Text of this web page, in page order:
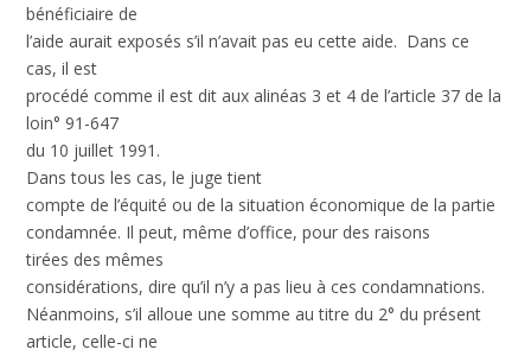
bénéficiaire de
l’aide aurait exposés s’il n’avait pas eu cette aide. Dans ce
cas, il est
procédé comme il est dit aux alinéas 3 et 4 de l’article 37 de la
loin° 91-647
du 10 juillet 1991.
Dans tous les cas, le juge tient
compte de l’équité ou de la situation économique de la partie
condamnée. Il peut, même d’office, pour des raisons
tirées des mêmes
considérations, dire qu’il n’y a pas lieu à ces condamnations.
Néanmoins, s’il alloue une somme au titre du 2° du présent
article, celle-ci ne